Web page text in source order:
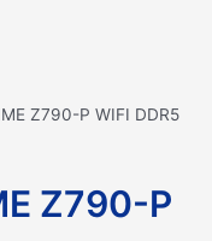
Z790-P WIFI DDR5
Z790-P